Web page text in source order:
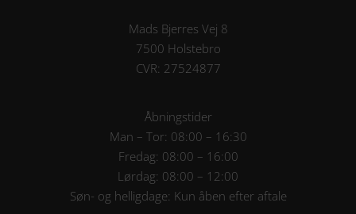
Mads Bjerres Vej 8
7500 Holstebro
CVR: 27524877
Åbningstider
Man – Tor: 08:00 – 16:30
Fredag: 08:00 – 16:00
Lørdag: 08:00 – 12:00
Søn- og helligdage: Kun åben efter aftale